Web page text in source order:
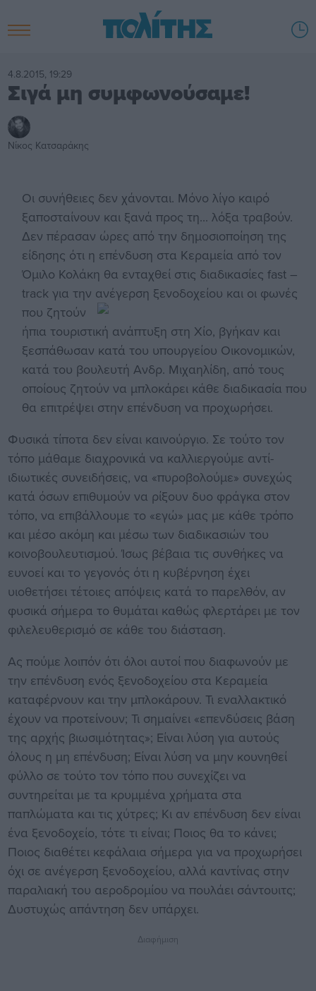
4.8.2015, 19:29
Σιγά μη συμφωνούσαμε!
Νίκος Κατσαράκης
Οι συνήθειες δεν χάνονται. Μόνο λίγο καιρό
ξαποσταίνουν και ξανά προς τη... λόξα τραβούν.
Δεν πέρασαν ώρες από την δημοσιοποίηση της
είδησης ότι η επένδυση στα Κεραμεία από τον
Όμιλο Κολάκη θα ενταχθεί στις διαδικασίες fast –
track για την ανέγερση ξενοδοχείου και οι φωνές
που ζητούν
ήπια τουριστική ανάπτυξη στη Χίο, βγήκαν και
ξεσπάθωσαν κατά του υπουργείου Οικονομικών,
κατά του βουλευτή Ανδρ. Μιχαηλίδη, από τους
οποίους ζητούν να μπλοκάρει κάθε διαδικασία που
θα επιτρέψει στην επένδυση να προχωρήσει.
Φυσικά τίποτα δεν είναι καινούργιο. Σε τούτο τον
τόπο μάθαμε διαχρονικά να καλλιεργούμε αντί-
ιδιωτικές συνειδήσεις, να «πυροβολούμε» συνεχώς
κατά όσων επιθυμούν να ρίξουν δυο φράγκα στον
τόπο, να επιβάλλουμε το «εγώ» μας με κάθε τρόπο
και μέσο ακόμη και μέσω των διαδικασιών του
κοινοβουλευτισμού. Ίσως βέβαια τις συνθήκες να
ευνοεί και το γεγονός ότι η κυβέρνηση έχει
υιοθετήσει τέτοιες απόψεις κατά το παρελθόν, αν
φυσικά σήμερα το θυμάται καθώς φλερτάρει με τον
φιλελευθερισμό σε κάθε του διάσταση.
Ας πούμε λοιπόν ότι όλοι αυτοί που διαφωνούν με
την επένδυση ενός ξενοδοχείου στα Κεραμεία
καταφέρνουν και την μπλοκάρουν. Τι εναλλακτικό
έχουν να προτείνουν; Τι σημαίνει «επενδύσεις βάση
της αρχής βιωσιμότητας»; Είναι λύση για αυτούς
όλους η μη επένδυση; Είναι λύση να μην κουνηθεί
φύλλο σε τούτο τον τόπο που συνεχίζει να
συντηρείται με τα κρυμμένα χρήματα στα
παπλώματα και τις χύτρες; Κι αν επένδυση δεν είναι
ένα ξενοδοχείο, τότε τι είναι; Ποιος θα το κάνει;
Ποιος διαθέτει κεφάλαια σήμερα για να προχωρήσει
όχι σε ανέγερση ξενοδοχείου, αλλά καντίνας στην
παραλιακή του αεροδρομίου να πουλάει σάντουιτς;
Δυστυχώς απάντηση δεν υπάρχει.
Διαφήμιση